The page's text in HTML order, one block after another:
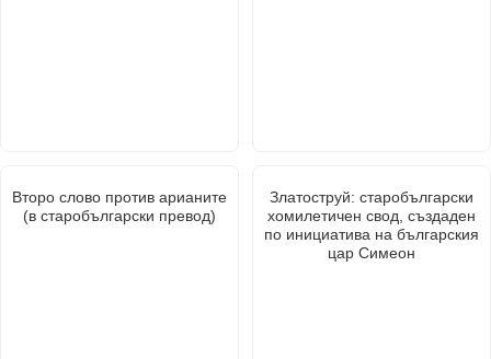
Второ слово против арианите
(в старобългарски превод)
Златоструй: старобългарски
хомилетичен свод, създаден
по инициатива на българския
цар Симеон